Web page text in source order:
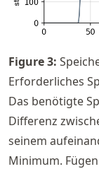
Figure3:
Erforderliches
Das benötigte
Differenz
seinem
Minimum.